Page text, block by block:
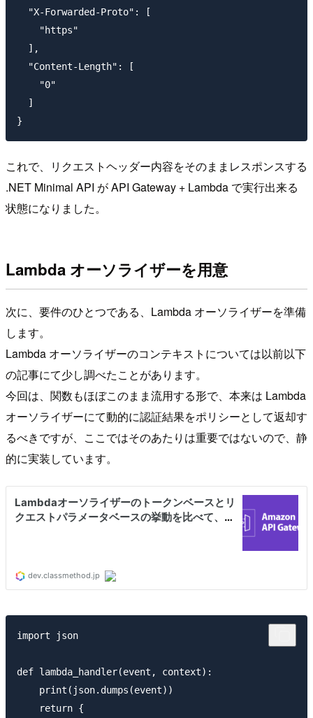
  "X-Forwarded-Proto": [
    "https"
  ],
  "Content-Length": [
    "0"
  ]
これで、リクエストヘッダー内容をそのままレスポンスする
.NET Minimal API が API Gateway + Lambda で実行出来る
状態になりました。
Lambda オーソライザーを用意
次に、要件のひとつである、Lambda オーソライザーを準備
します。
Lambda オーソライザーのコンテキストについては以前以下
の記事にて少し調べたことがあります。
今回は、関数もほぼこのまま流用する形で、本来は Lambda
オーソライザーにて動的に認証結果をポリシーとして返却す
るべきですが、ここではそのあたりは重要ではないので、静
的に実装しています。
import json
def lambda_handler(event, context):
    print(json.dumps(event))
    return {